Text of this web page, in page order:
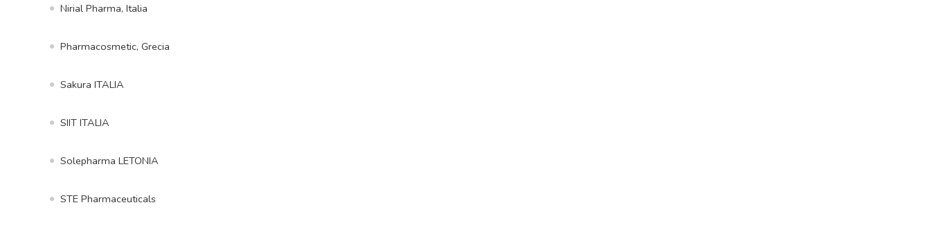
Nirial Pharma, Italia
Pharmacosmetic, Grecia
Sakura ITALIA
SIIT ITALIA
Solepharma LETONIA
STE Pharmaceuticals